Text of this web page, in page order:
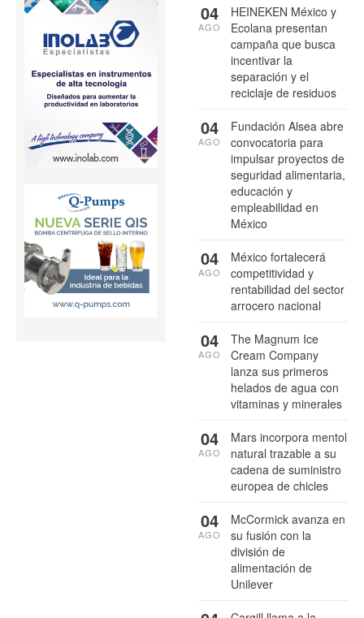
HEINEKEN México y
Ecolana presentan
campaña que busca
incentivar la
separación y el
reciclaje de residuos
04
AGO
Fundación Alsea abre
convocatoria para
impulsar proyectos de
seguridad alimentaria,
educación y
empleabilidad en
México
04
AGO
México fortalecerá
competitividad y
rentabilidad del sector
arrocero nacional
04
AGO
The Magnum Ice
Cream Company
lanza sus primeros
helados de agua con
vitaminas y minerales
04
AGO
Mars incorpora mentol
natural trazable a su
cadena de suministro
europea de chicles
04
AGO
McCormick avanza en
su fusión con la
división de
alimentación de
Unilever
04
AGO